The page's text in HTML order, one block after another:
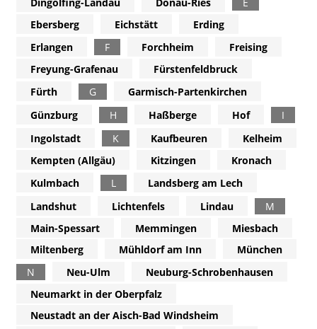
Ebersberg
Eichstätt
Erding
Erlangen
F Forchheim
Freising
Freyung-Grafenau
Fürstenfeldbruck
Fürth
G
Garmisch-Partenkirchen
Günzburg
H Haßberge Hof
I
Ingolstadt
K Kaufbeuren
Kelheim
Kempten (Allgäu)
Kitzingen
Kronach
Kulmbach
L
Landsberg am Lech
Landshut
Lichtenfels Lindau
M
Main-Spessart
Memmingen
Miesbach
Miltenberg
Mühldorf am Inn
München
N
Neu-Ulm
Neuburg-Schrobenhausen
Neumarkt in der Oberpfalz
Neustadt an der Aisch-Bad Windsheim